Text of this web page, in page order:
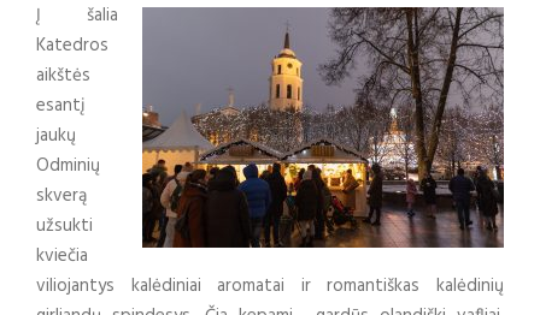
Į šalia
Katedros
aikštės
esantį
jaukų
Odminių
skverą
užsukti
kviečia
viliojantys kalėdiniai aromatai ir romantiškas kalėdinių